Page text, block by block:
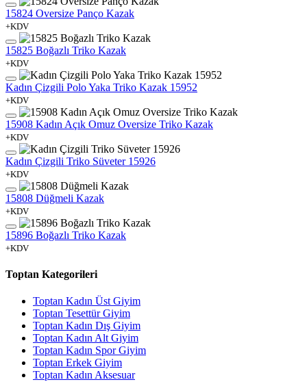
15824 Oversize Panço Kazak
+KDV
15825 Boğazlı Triko Kazak
+KDV
Kadın Çizgili Polo Yaka Triko Kazak 15952
+KDV
15908 Kadın Açık Omuz Oversize Triko Kazak
+KDV
Kadın Çizgili Triko Süveter 15926
+KDV
15808 Düğmeli Kazak
+KDV
15896 Boğazlı Triko Kazak
+KDV
Toptan Kategorileri
Toptan Kadın Üst Giyim
Toptan Tesettür Giyim
Toptan Kadın Dış Giyim
Toptan Kadın Alt Giyim
Toptan Kadın Spor Giyim
Toptan Erkek Giyim
Toptan Kadın Aksesuar